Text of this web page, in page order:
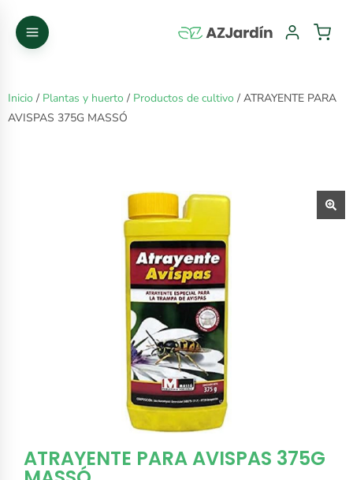
Inicio / Plantas y huerto / Productos de cultivo / ATRAYENTE PARA
AVISPAS 375G MASSÓ
ATRAYENTE PARA AVISPAS 375G